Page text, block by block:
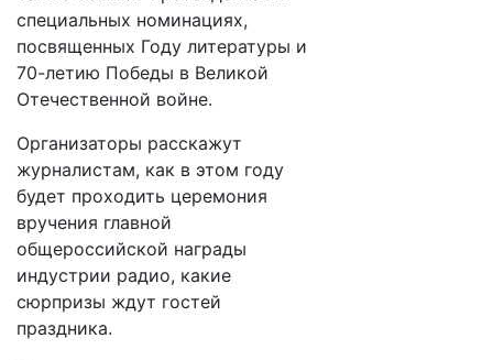
специальных номинациях,
посвященных Году литературы и
70-летию Победы в Великой
Отечественной войне.
Организаторы расскажут
журналистам, как в этом году
будет проходить церемония
вручения главной
общероссийской награды
индустрии радио, какие
сюрпризы ждут гостей
праздника.